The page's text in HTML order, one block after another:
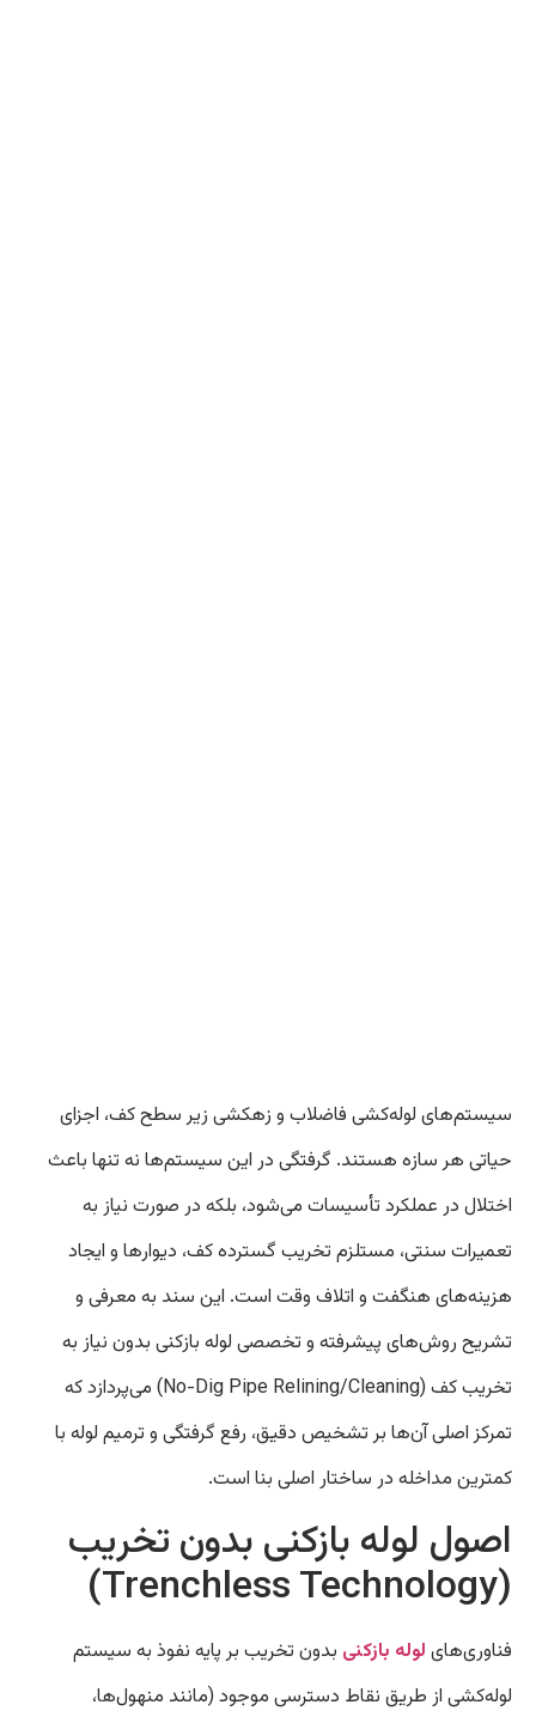
سیستم‌های لوله‌کشی فاضلاب و زهکشی زیر سطح کف، اجزای
حیاتی هر سازه هستند. گرفتگی در این سیستم‌ها نه تنها باعث
اختلال در عملکرد تأسیسات می‌شود، بلکه در صورت نیاز به
تعمیرات سنتی، مستلزم تخریب گسترده کف، دیوارها و ایجاد
هزینه‌های هنگفت و اتلاف وقت است. این سند به معرفی و
تشریح روش‌های پیشرفته و تخصصی لوله بازکنی بدون نیاز به
تخریب کف (No-Dig Pipe Relining/Cleaning) می‌پردازد که
تمرکز اصلی آن‌ها بر تشخیص دقیق، رفع گرفتگی و ترمیم لوله با
کمترین مداخله در ساختار اصلی بنا است.
اصول لوله بازکنی بدون تخریب
(Trenchless Technology)
فناوری‌های لوله بازکنی بدون تخریب بر پایه نفوذ به سیستم
لوله‌کشی از طریق نقاط دسترسی موجود (مانند منهول‌ها،